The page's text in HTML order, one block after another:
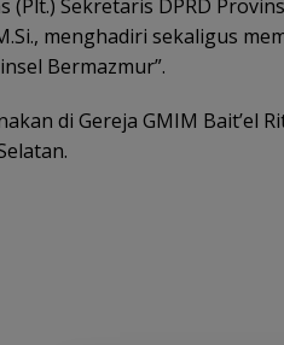
(Plt.) Sekretaris DPRD
menghadiri sekaligus
Bermazmur”.
di Gereja GMIM Bait’el